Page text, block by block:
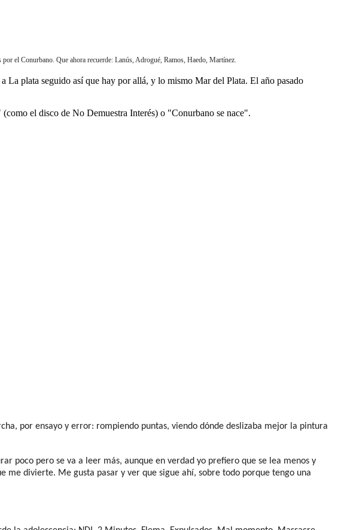
el Conurbano. Que ahora recuerde: Lanús, Adrogué, Ramos, Haedo, Martínez.
plata seguido así que hay por allá, y lo mismo Mar del Plata. El año pasado
el disco de No Demuestra Interés) o "Conurbano se nace".
por ensayo y error: rompiendo puntas, viendo dónde deslizaba mejor la pintura
poco pero se va a leer más, aunque en verdad yo prefiero que se lea menos y
me divierte. Me gusta pasar y ver que sigue ahí, sobre todo porque tengo una